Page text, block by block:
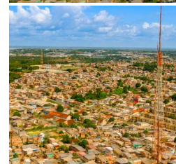
SALVAR